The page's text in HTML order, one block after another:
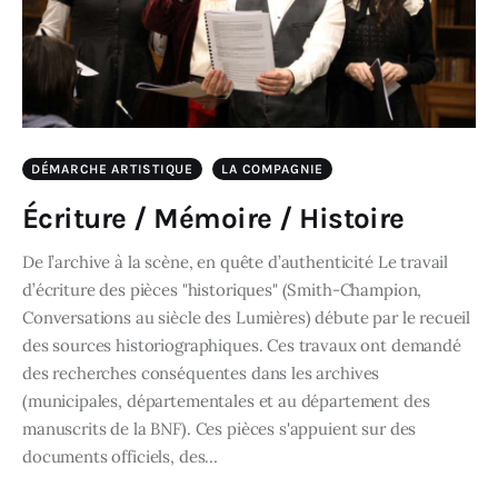
DÉMARCHE ARTISTIQUE LA COMPAGNIE
Écriture / Mémoire / Histoire
De l’archive à la scène, en quête d’authenticité Le travail
d’écriture des pièces "historiques" (Smith-Champion,
Conversations au siècle des Lumières) débute par le recueil
des sources historiographiques. Ces travaux ont demandé
des recherches conséquentes dans les archives
(municipales, départementales et au département des
manuscrits de la BNF). Ces pièces s'appuient sur des
documents officiels, des…